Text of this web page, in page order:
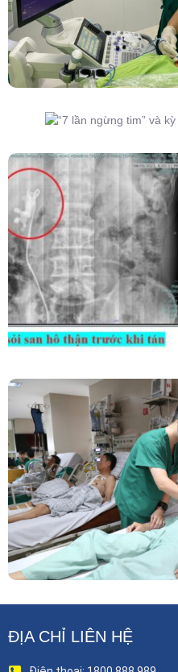
Kết Hợp Tán Sỏi
Ống Mềm – Kỹ Thuật
San
Phẫu Thuật Nội Soi
Vững Chắc Của
Lồng Ngực
ĐỊA CHỈ LIÊN HỆ